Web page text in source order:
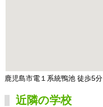
鹿児島市電１系統鴨池 徒歩5分
近隣の学校